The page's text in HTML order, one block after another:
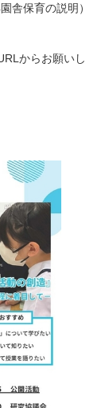
舎保育の説明）
からお願いし